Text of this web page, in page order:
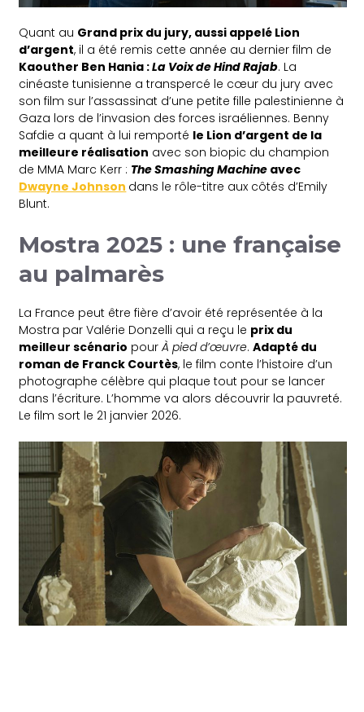
Quant au Grand prix du jury, aussi appelé Lion
d’argent, il a été remis cette année au dernier film de
Kaouther Ben Hania :La Voix de Hind Rajab. La
cinéaste tunisienne a transpercé le cœur du jury avec
son film sur l’assassinat d’une petite fille palestinienne à
Gaza lors de l’invasion des forces israéliennes. Benny
Safdie a quant à lui remporté le Lion d’argent de la
meilleure réalisation avec son biopic du champion
de MMA Marc Kerr : The Smashing Machine avec
Dwayne Johnson dans le rôle-titre aux côtés d’Emily
Blunt.
Mostra 2025 : une française
au palmarès
La France peut être fière d’avoir été représentée à la
Mostra par Valérie Donzelli qui a reçu le prix du
meilleur scénario pourÀ pied d’œuvre.Adapté du
roman de Franck Courtès, le film conte l’histoire d’un
photographe célèbre qui plaque tout pour se lancer
dans l’écriture. L’homme va alors découvrir la pauvreté.
Le film sort le 21 janvier 2026.